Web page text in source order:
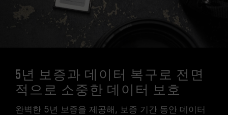
5년 보증과 데이터 복구로 전면
적으로 소중한 데이터 보호
완벽한 5년 보증을 제공해, 보증 기간 동안 데이터